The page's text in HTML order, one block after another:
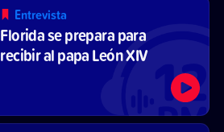
Entrevista
Florida se prepara para
recibir al papa León XIV